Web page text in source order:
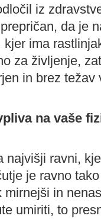
iz
da je
ima
za življenje,
in brez
na vaše
najvišji ravni,
je ravno
in
umiriti, to